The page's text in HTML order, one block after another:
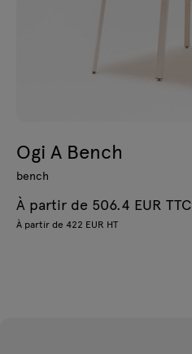
Ogi A Bench
bench
À partir de 506.4 EUR TTC
À partir de 422 EUR HT